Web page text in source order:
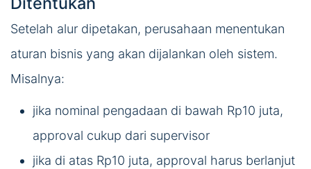
Setelah alur dipetakan, perusahaan menentukan
aturan bisnis yang akan dijalankan oleh sistem.
Misalnya:
jika nominal pengadaan di bawah Rp10 juta,
approval cukup dari supervisor
jika di atas Rp10 juta, approval harus berlanjut